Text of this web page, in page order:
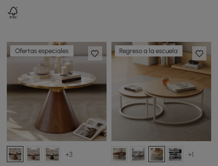
Ofertas especiales
+3
Regreso a la escuela
+1